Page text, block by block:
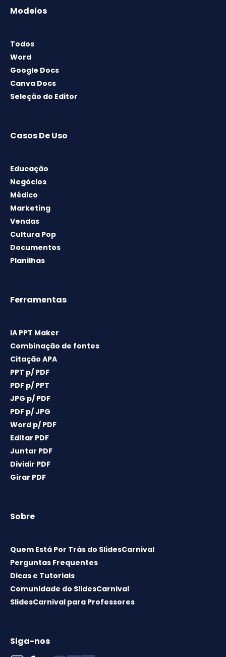
Modelos
Todos
Word
Google Docs
Canva Docs
Seleção do Editor
Casos De Uso
Educação
Negócios
Médico
Marketing
Vendas
Cultura Pop
Documentos
Planilhas
Ferramentas
IA PPT Maker
Combinação de fontes
Citação APA
PPT p/ PDF
PDF p/ PPT
JPG p/ PDF
PDF p/ JPG
Word p/ PDF
Editar PDF
Juntar PDF
Dividir PDF
Girar PDF
Sobre
Quem Está Por Trás do SlidesCarnival
Perguntas Frequentes
Dicas e Tutoriais
Comunidade do SlidesCarnival
SlidesCarnival para Professores
Siga-nos